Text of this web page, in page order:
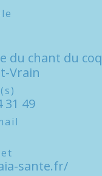
du chant du coq
Vrain
31 49
sante.fr/